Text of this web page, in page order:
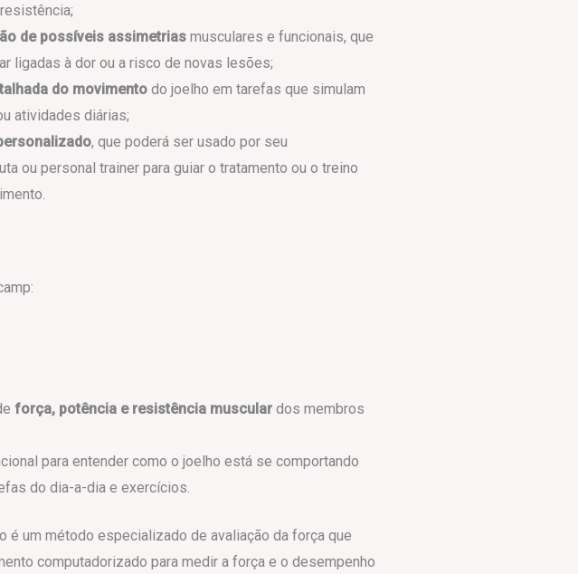
de possíveis assimetrias musculares e funcionais, que
ligadas à dor ou a risco de novas lesões;
do movimento do joelho em tarefas que simulam
atividades diárias;
, que poderá ser usado por seu
ou personal trainer para guiar o tratamento ou o treino
força, potência e resistência muscular dos membros
para entender como o joelho está se comportando
do dia-a-dia e exercícios.
é um método especializado de avaliação da força que
computadorizado para medir a força e o desempenho